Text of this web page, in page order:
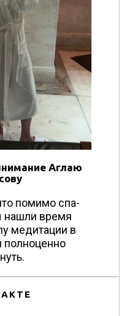
Аглаю
помимо спа-
нашли время
медитации в
полноценно